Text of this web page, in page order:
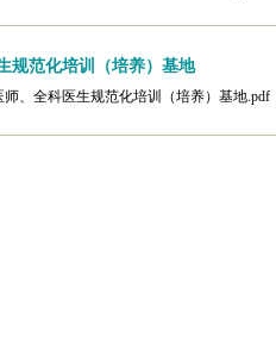
规范化培训（培养）基地
师、全科医生规范化培训（培养）基地